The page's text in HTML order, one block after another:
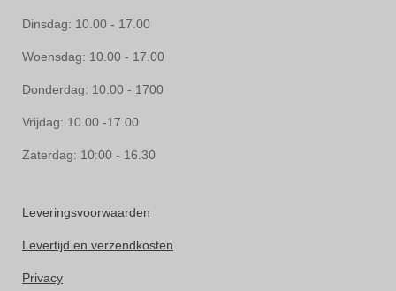
Dinsdag: 10.00 - 17.00
Woensdag: 10.00 - 17.00
Donderdag: 10.00 - 1700
Vrijdag: 10.00 -17.00
Zaterdag: 10:00 - 16.30
Leveringsvoorwaarden
Levertijd en verzendkosten
Privacy